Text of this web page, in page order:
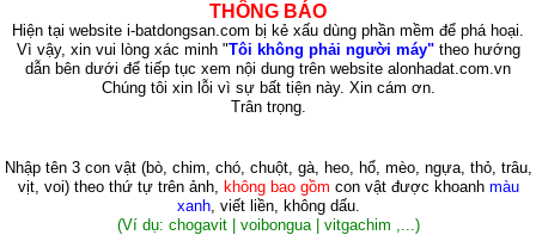
THÔNG BÁO
Hiện tại website i-batdongsan.com bị kẻ xấu dùng phần mềm để phá hoại.
Vì vậy, xin vui lòng xác minh "Tôi không phải người máy"theo hướng
dẫn bên dưới để tiếp tục xem nội dung trên website alonhadat.com.vn
Chúng tôi xin lỗi vì sự bất tiện này. Xin cám ơn.
Trân trọng.
Nhập tên 3 con vật (bò, chim, chó, chuột, gà, heo, hổ, mèo, ngựa, thỏ, trâu,
vịt, voi)theo thứ tự trên ảnh, không bao gồm con vật được khoanh màu
xanh, viết liền, không dấu.
(Ví dụ: chogavit | voibongua | vitgachim ,...)